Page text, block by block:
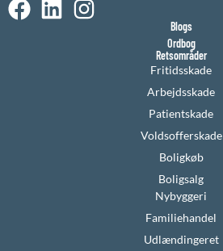
Blogs
Ordbog
Retsområder
Fritidsskade
Arbejdsskade
Patientskade
Voldsofferskade
Boligkøb
Boligsalg
Nybyggeri
Familiehandel
Udlændingeret